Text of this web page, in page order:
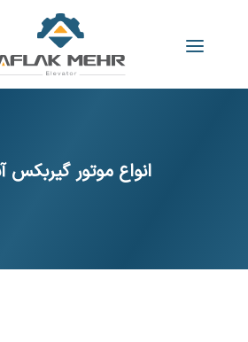
انواع موتور گیربکس